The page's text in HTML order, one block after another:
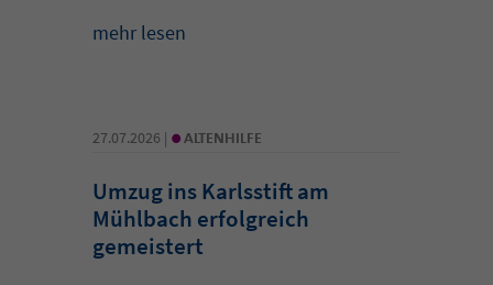
mehr lesen
27.07.2026 | • ALTENHILFE
Umzug ins Karlsstift am
Mühlbach erfolgreich
gemeistert